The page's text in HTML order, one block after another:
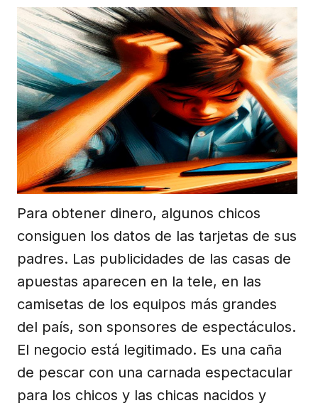
Para obtener dinero, algunos chicos
consiguen los datos de las tarjetas de sus
padres. Las publicidades de las casas de
apuestas aparecen en la tele, en las
camisetas de los equipos más grandes
del país, son sponsores de espectáculos.
El negocio está legitimado. Es una caña
de pescar con una carnada espectacular
para los chicos y las chicas nacidos y